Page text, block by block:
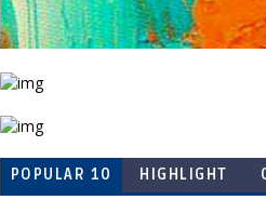
POPULAR 10 HIGHLIGHT